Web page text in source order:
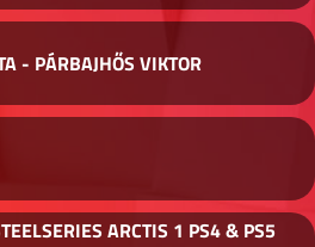
- PÁRBAJHŐS VIKTOR
ARCTIS 1 PS4 & PS5